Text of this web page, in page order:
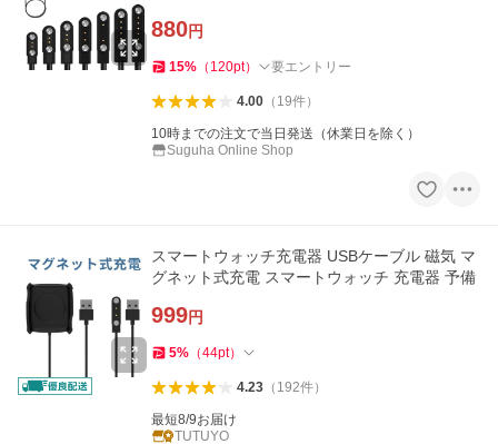
880円
15% （ 120pt） 要エントリー
4.00（ 19件）
10時までの注文で当日発送（休業日を除く）
Suguha Online Shop
スマートウォッチ充電器 USBケーブル 磁気 マ
グネット式充電 スマートウォッチ 充電器 予備
999円
5% （44pt）
4.23（ 192件）
最短8/9お届け
TUTUYO